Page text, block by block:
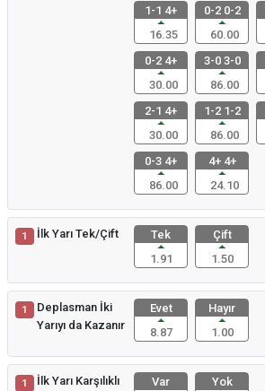
1-1 4+
16.35
0-2 0-2
60.00
0-2 4+
30.00
3-0 3-0
86.00
2-1 4+
30.00
1-2 1-2
86.00
0-3 4+
86.00
4+ 4+
24.10
1 İlk Yarı Tek/Çift
Tek
1.91
Çift
1.50
1
Deplasman İki
Yarıyı da Kazanır
Evet
8.87
Hayır
1.00
1
İlk Yarı Karşılıklı
Var
Yok